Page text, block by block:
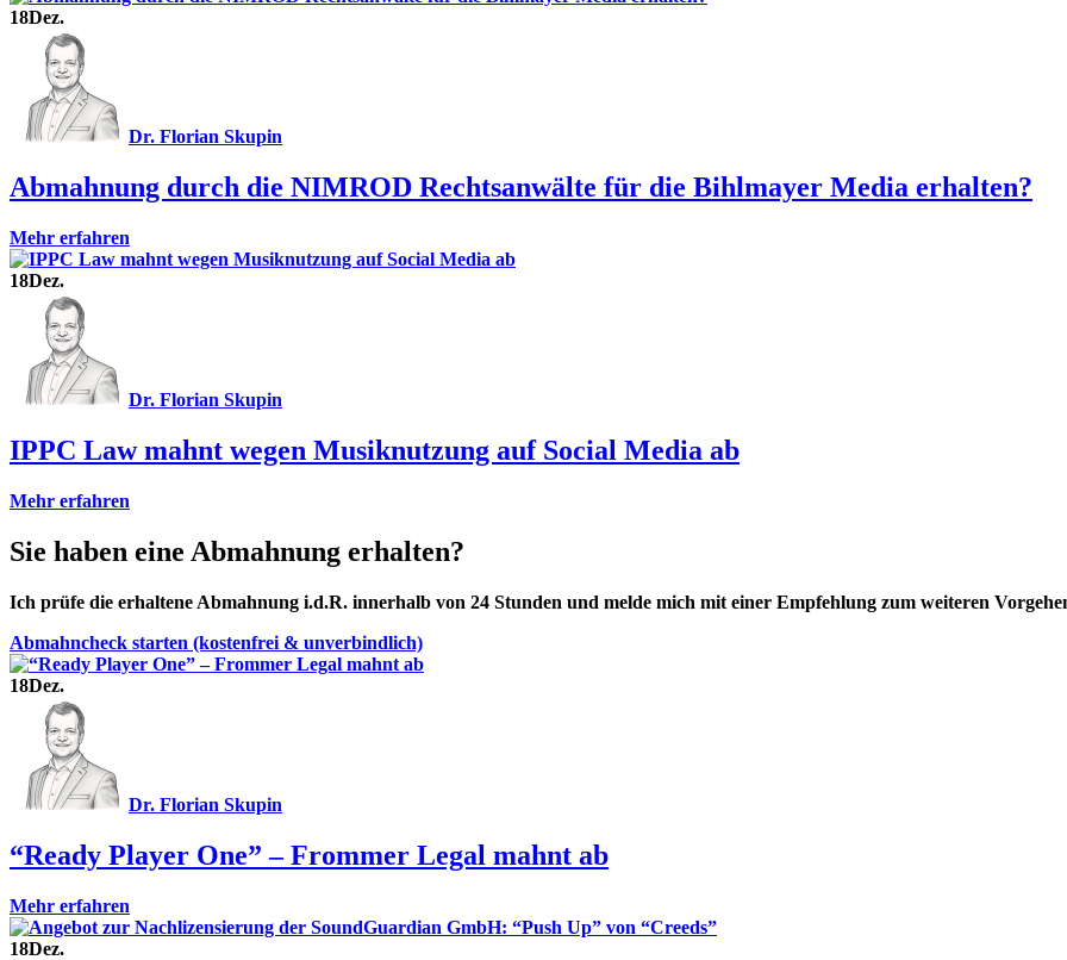
18Dez.
Dr. Florian Skupin
Abmahnung durch die NIMROD Rechtsanwälte für die Bihlmayer Media erhalten?
Mehr erfahren
18Dez.
Dr. Florian Skupin
IPPC Law mahnt wegen Musiknutzung auf Social Media ab
Mehr erfahren
Sie haben eine Abmahnung erhalten?
Ich prüfe die erhaltene Abmahnung i.d.R. innerhalb von 24 Stunden und melde mich mit einer Empfehlung zum weiteren
Abmahncheck starten (kostenfrei & unverbindlich)
18Dez.
Dr. Florian Skupin
“Ready Player One” – Frommer Legal mahnt ab
Mehr erfahren
18Dez.